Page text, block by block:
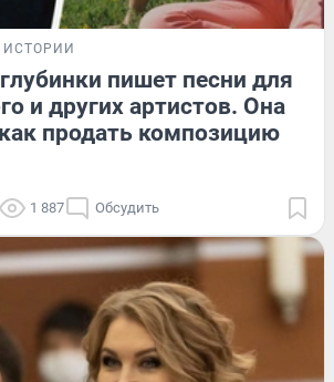
ИСТОРИИ
пишет песни для
и других артистов. Она
продать композицию
1 887 Обсудить